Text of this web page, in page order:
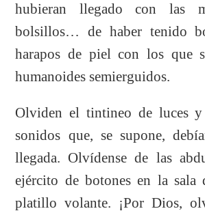
hubieran llegado con las
bolsillos… de haber tenido
harapos de piel con los que
humanoides semierguidos.
Olviden el tintineo de luces
sonidos que, se supone,
llegada. Olvídense de las
ejército de botones en la sala
platillo volante. ¡Por Dios,